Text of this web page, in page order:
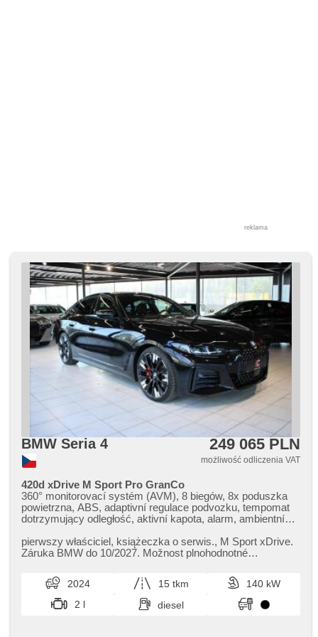
opěrka, wycieraczka tylna, lampy tylne LED, dod.reklama
BMW Seria 4 249 065 PLN
możliwość odliczenia VAT
420d xDrive M Sport Pro GranCo
360° monitorovací systém (AVM), 8 biegów, 8x poduszka
powietrzna, ABS, adaptivní regulace podvozku, tempomat
dotrzymujący odległość, aktivní kapota, alarm, ambientní
jízdy v jízdním pruhu, asistent jízdy v koloně, asistent
rozjezdu do kopce (HSA), asistent stability přívěsu (TSA),
ostrzegawcze, klimatronic, automat, automat. blok. mech.
różnicowego, automatyczny hamulec, automatyczne
parkowanie, automatické přepínání dálkových světel,
samostmívací zrcátka, radio fabryczne, bezdrátová
pierwszy właściciel,​ książeczka o serwis.,​ M Sport xDrive.
Záruka BMW do 10/2027. Možnost plnohodnotné
2024 15 tkm
140 kW
2 l
diesel